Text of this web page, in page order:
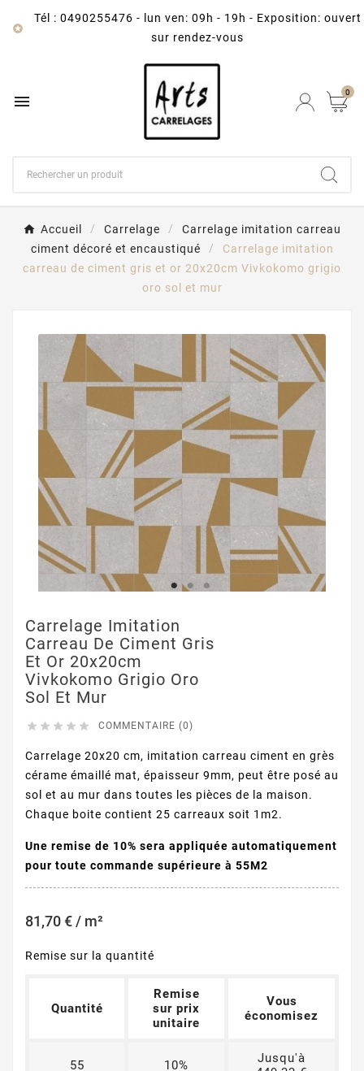

Tél : 0490255476 -
lun ven: 09h - 19h - Exposition: ouvert
sur rendez-vous
 0
Accueil Carrelage
Carrelage imitation carreau
ciment décoré et encaustiqué
Carrelage imitation
carreau de ciment gris et or 20x20cm Vivkokomo grigio
oro sol et mur
Carrelage Imitation
Carreau De Ciment Gris
Et Or 20x20cm
Vivkokomo Grigio Oro
Sol Et Mur
     COMMENTAIRE (0)
Carrelage 20x20 cm, imitation carreau ciment en grès
cérame émaillé mat, épaisseur 9mm, peut être posé au
sol et au mur dans toutes les pièces de la maison.
Chaque boite contient 25 carreaux soit 1m2.
Une remise de 10% sera appliquée automatiquement
pour toute commande supérieure à 55M2
81,70 € / m²
Remise sur la quantité
Quantité
Remise
sur prix
unitaire
Vous
économisez
55 10%
Jusqu'à